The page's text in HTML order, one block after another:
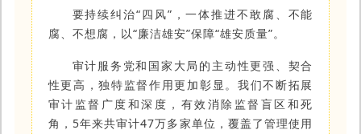
要持续纠治“四风”，一体推进不敢腐、不能
腐、不想腐，以“廉洁雄安”保障“雄安质量”。
审计服务党和国家大局的主动性更强、契合
性更高，独特监督作用更加彰显。我们不断拓展
审计监督广度和深度，有效消除监督盲区和死
角，5年来共审计47万多家单位，覆盖了管理使用